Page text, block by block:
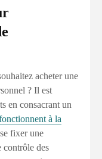
acheter une
? Il est
en consacrant un
à la
fixer une
contrôle des